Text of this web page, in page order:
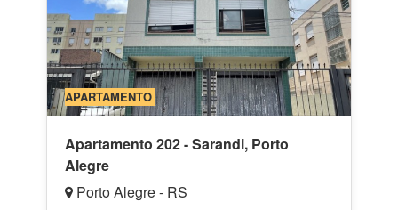
APARTAMENTO
Apartamento 202 - Sarandi, Porto
Alegre
Porto Alegre - RS